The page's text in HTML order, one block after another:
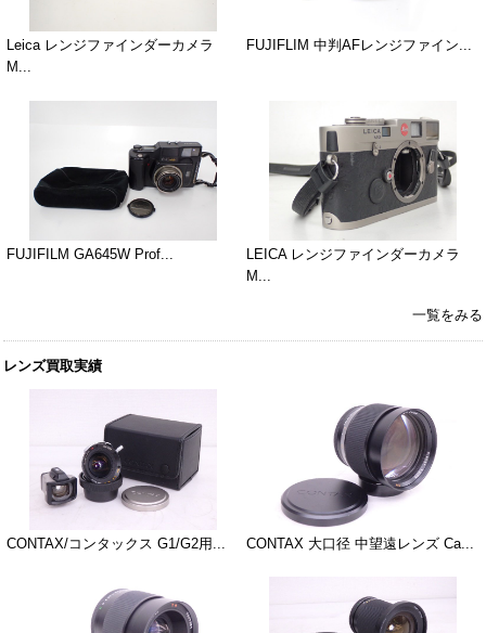
Leica レンジファインダーカメラ
M...
FUJIFLIM 中判AFレンジファイン...
FUJIFILM GA645W Prof...
LEICA レンジファインダーカメラ
M...
一覧をみる
レンズ買取実績
CONTAX/コンタックス G1/G2用... CONTAX 大口径 中望遠レンズ Ca...